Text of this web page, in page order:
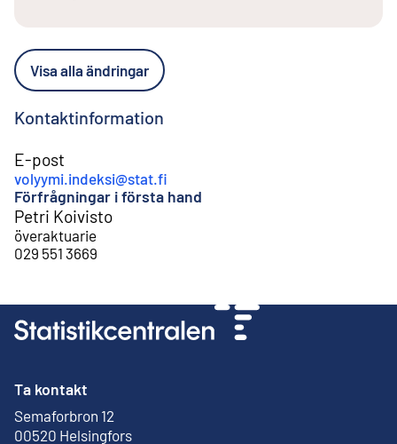
Visa alla ändringar
Kontaktinformation
E-post
volyymi.indeksi@stat.fi
Förfrågningar i första hand
Petri Koivisto
överaktuarie
029 551 3669
Ta kontakt
Semaforbron 12
00520 Helsingfors
Extern länk